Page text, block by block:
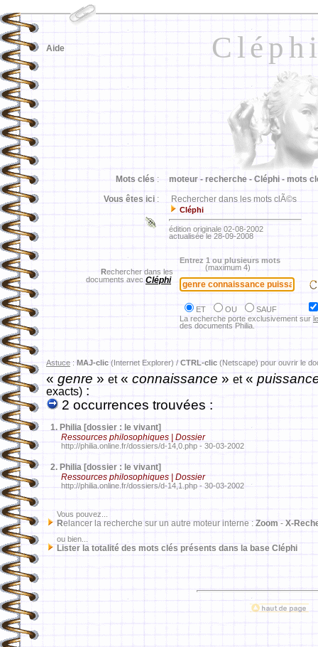
Aide
Mots clés : moteur - recherche - Cléphi - mots
Vous êtes ici : Rechercher dans les mots clÃ©s
Cléphi
édition originale 02-08-2002
actualisée le 28-09-2008
Rechercher dans les
documents avec Cléphi
Entrez 1 ou plusieurs mots
(maximum 4)
ET OU
SAUF
La recherche porte exclusivement sur
des documents Philia.
Astuce : MAJ-clic (Internet Explorer) / CTRL-clic (Netscape) pour ouvrir le
«genre » et« connaissance » et«
exacts) :
2 occurrences trouvées :
1. Philia [dossier : le vivant]
Ressources philosophiques | Dossier
http://philia.online.fr/dossiers/d-14,0.php - 30-03-2002
2. Philia [dossier : le vivant]
Ressources philosophiques | Dossier
http://philia.online.fr/dossiers/d-14,1.php - 30-03-2002
Vous pouvez...
Relancer la recherche sur un autre moteur interne : Zoom - X-
ou bien...
Lister la totalité des mots clés présents dans la base Cléphi